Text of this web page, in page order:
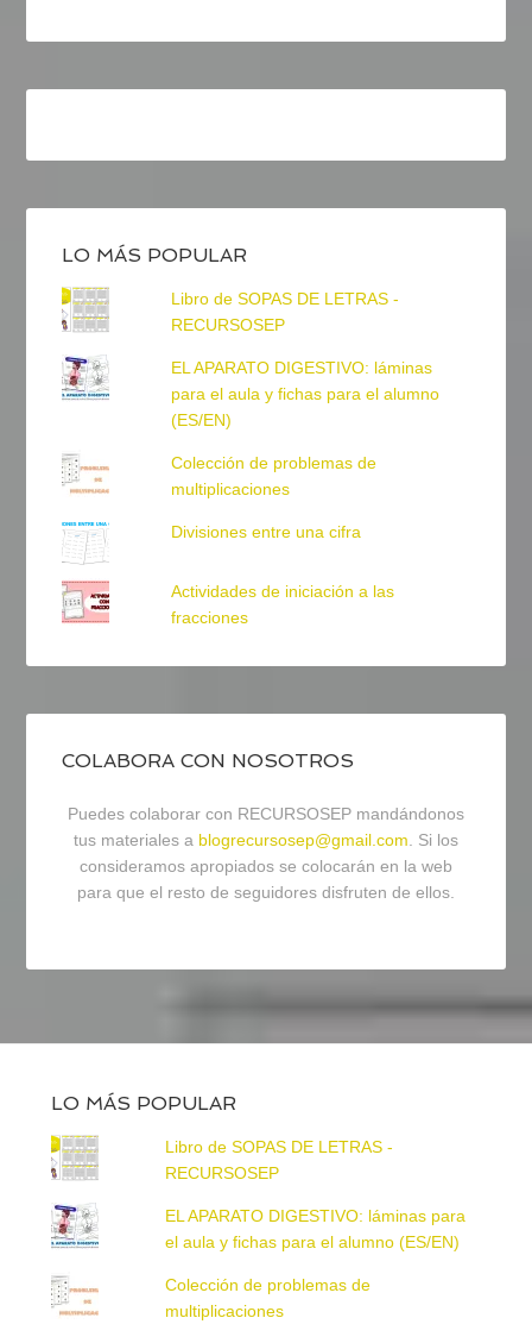
LO MÁS POPULAR
Libro de SOPAS DE LETRAS -
RECURSOSEP
EL APARATO DIGESTIVO: láminas
para el aula y fichas para el alumno
(ES/EN)
Colección de problemas de
multiplicaciones
Divisiones entre una cifra
Actividades de iniciación a las
fracciones
COLABORA CON NOSOTROS
Puedes colaborar con RECURSOSEP mandándonos
tus materiales a blogrecursosep@gmail.com . Si los
consideramos apropiados se colocarán en la web
para que el resto de seguidores disfruten de ellos.
LO MÁS POPULAR
Libro de SOPAS DE LETRAS -
RECURSOSEP
EL APARATO DIGESTIVO: láminas para
el aula y fichas para el alumno (ES/EN)
Colección de problemas de
multiplicaciones